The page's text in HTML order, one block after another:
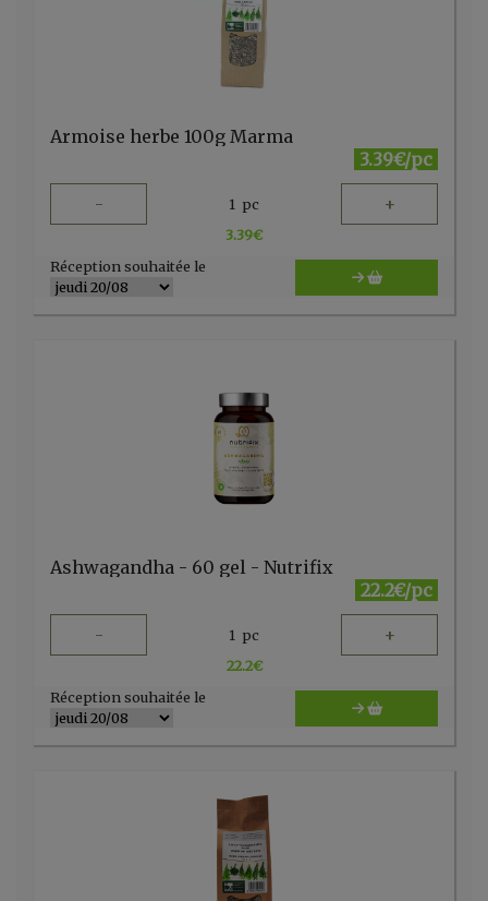
Armoise herbe 100g Marma
3.39€/pc
- 1 pc +
3.39€
Réception souhaitée le
Ashwagandha - 60 gel - Nutrifix
22.2€/pc
- 1 pc +
22.2€
Réception souhaitée le